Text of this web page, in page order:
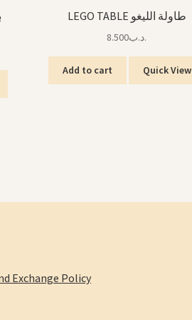
LEGO TABLE طاولة الليغو
.د.ب8.500
Add to cart Quick View
Exchange Policy